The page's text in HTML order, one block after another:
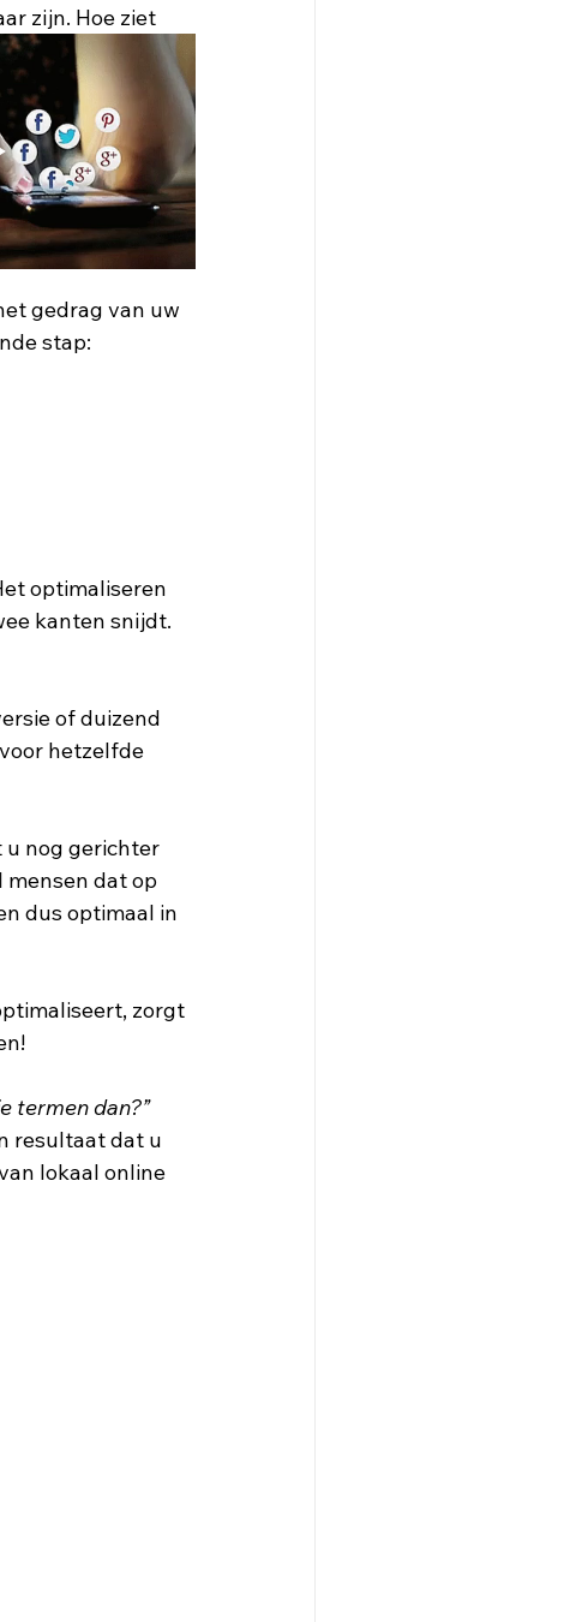
zijn. Hoe ziet
gedrag van uw
stap:
optimaliseren
kanten snijdt.
of duizend
hetzelfde
u nog gerichter
dat op
dus optimaal in
zorgt
termen dan?”
resultaat dat u
lokaal online